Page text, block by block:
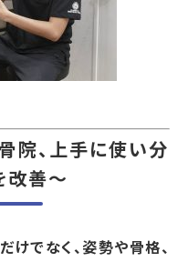
院、上手に使い分
改善～
けでなく、姿勢や骨格、